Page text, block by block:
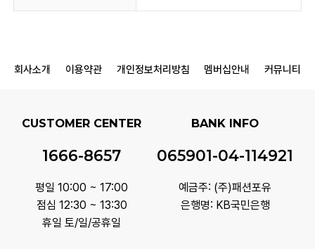
회사소개 이용약관 개인정보처리방침 멤버십안내 커뮤니티
CUSTOMER CENTER
1666-8657
평일 10:00 ~ 17:00
점심 12:30 ~ 13:30
휴일 토/일/공휴일
BANK INFO
065901-04-114921
예금주: (주)패션포유
은행명: KB국민은행